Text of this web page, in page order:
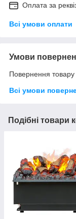
Оплата за
Всі умови оплати
Умови
Повернення
Всі умови
Подібні товари